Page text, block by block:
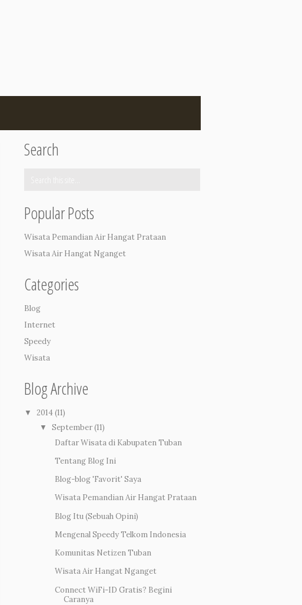
Search
Popular Posts
Wisata Pemandian Air Hangat Prataan
Wisata Air Hangat Nganget
Categories
Blog
Internet
Speedy
Wisata
Blog Archive
▼ 2014(11)
▼ September(11)
Daftar Wisata di Kabupaten Tuban
Tentang Blog Ini
Blog-blog 'Favorit' Saya
Wisata Pemandian Air Hangat Prataan
Blog Itu (Sebuah Opini)
Mengenal Speedy Telkom Indonesia
Komunitas Netizen Tuban
Wisata Air Hangat Nganget
Connect WiFi-ID Gratis? Begini
Caranya